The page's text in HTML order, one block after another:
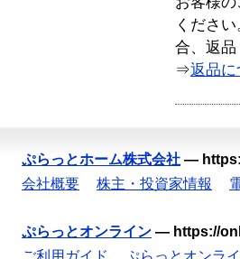
くださ
合、返
⇒返品に
ぷらっとホーム株式会社 —
会社概要
株主・投資家情報
ぷらっとオンライン — https://
ご利用ガイド
ぷらっとオンラ